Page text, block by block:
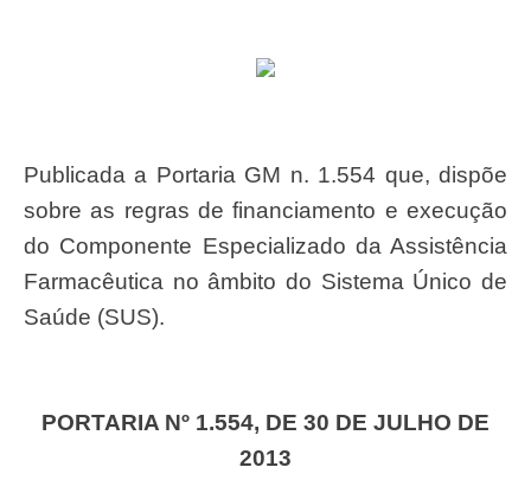
Publicada a Portaria GM n. 1.554 que, dispõe
sobre as regras de financiamento e execução
do Componente Especializado da Assistência
Farmacêutica no âmbito do Sistema Único de
Saúde (SUS).
PORTARIA Nº 1.554, DE 30 DE JULHO DE
2013